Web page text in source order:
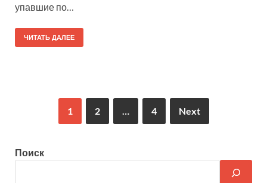
упавшие по…
ЧИТАТЬ ДАЛЕЕ
1 2 4 Next
Поиск